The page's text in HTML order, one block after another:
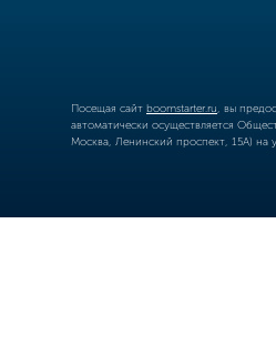
Посещая сайт boomstarter.ru , вы
автоматически осуществляется
Москва, Ленинский проспект, 15А) на